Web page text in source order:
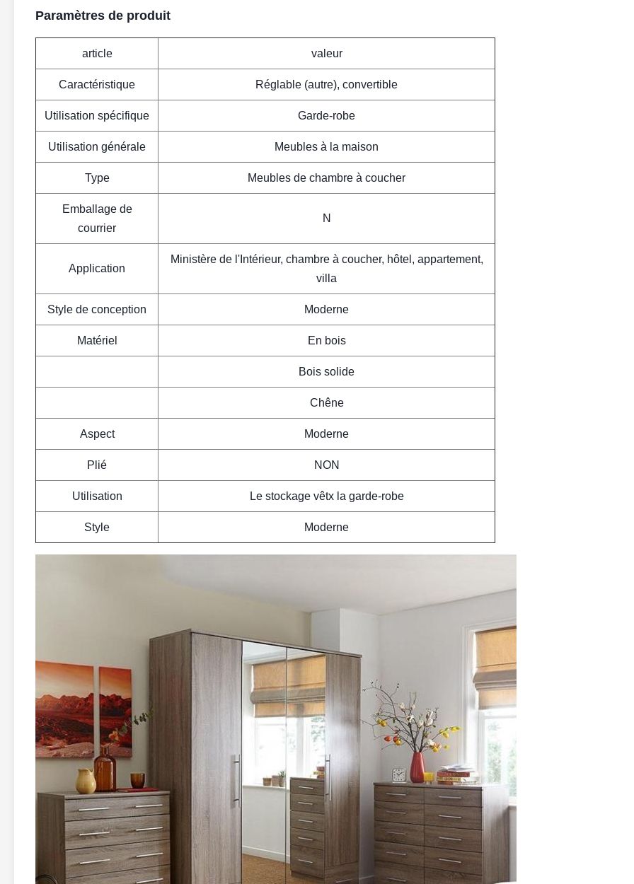
Paramètres de produit
article valeur
Caractéristique Réglable (autre), convertible
Utilisation spécifique Garde-robe
Utilisation générale Meubles à la maison
Type Meubles de chambre à coucher
Emballage de
courrier
N
Application
Ministère de l'Intérieur, chambre à coucher, hôtel, appartement,
villa
Style de conception Moderne
Matériel En bois
Bois solide
Chêne
Aspect Moderne
Plié NON
Utilisation Le stockage vêtx la garde-robe
Style Moderne